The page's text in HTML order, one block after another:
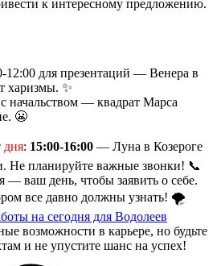
к интересному предложению.
12:00 для презентаций — Венера в
харизмы. ✨
начальством — квадрат Марса
😬
дня: 15:00-16:00 — Луна в Козероге
Не планируйте важные звонки! 📞
— ваш день, чтобы заявить о себе.
все давно должны узнать! 🌪️
на сегодня для Водолеев
возможности в карьере, но будьте
и не упустите шанс на успех!